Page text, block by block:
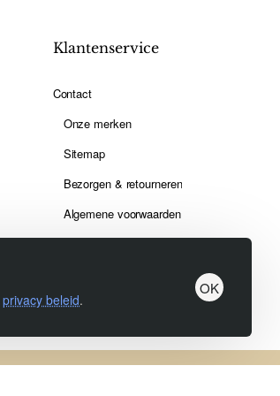
privacy beleid.
OK
Klantenservice
Contact
Onze merken
Sitemap
Bezorgen & retourneren
Algemene voorwaarden
Privacy beleid